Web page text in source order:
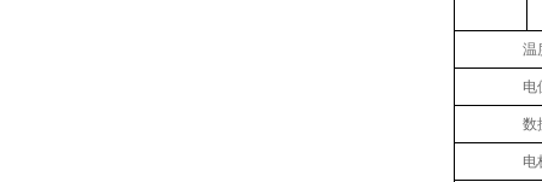
温
电
数
电